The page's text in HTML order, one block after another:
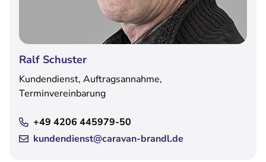
Ralf Schuster
Kundendienst, Auftragsannahme,
Terminvereinbarung
+49 4206 445979-50
kundendienst@caravan-brandl.de